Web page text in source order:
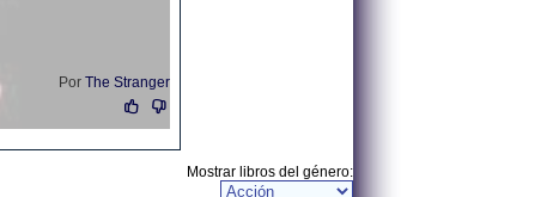
Por The Stranger
Mostrar libros del género: